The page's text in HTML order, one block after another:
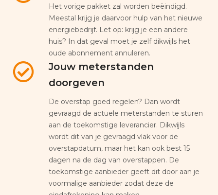
Het vorige pakket zal worden beëindigd.
Meestal krijg je daarvoor hulp van het nieuwe
energiebedrijf. Let op: krijg je een andere
huis? In dat geval moet je zelf dikwijls het
oude abonnement annuleren.
Jouw meterstanden
doorgeven
De overstap goed regelen? Dan wordt
gevraagd de actuele meterstanden te sturen
aan de toekomstige leverancier. Dikwijls
wordt dit van je gevraagd vlak voor de
overstapdatum, maar het kan ook best 15
dagen na de dag van overstappen. De
toekomstige aanbieder geeft dit door aan je
voormalige aanbieder zodat deze de